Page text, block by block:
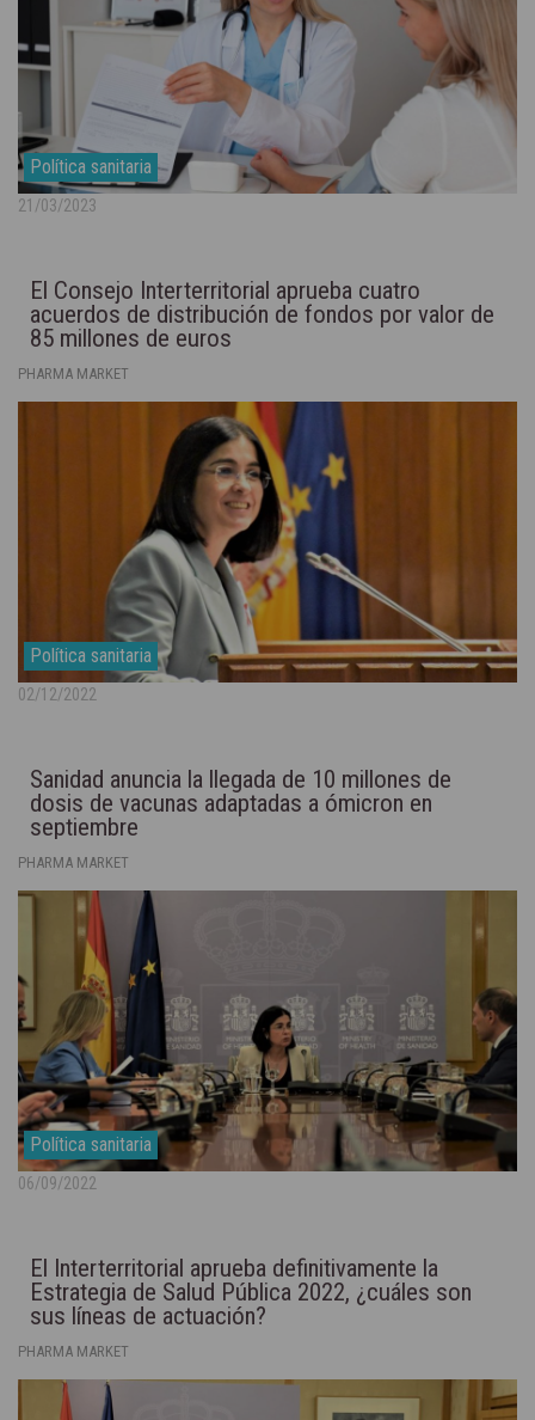
Política sanitaria
21/03/2023
El Consejo Interterritorial aprueba cuatro
acuerdos de distribución de fondos por valor de
85 millones de euros
PHARMA MARKET
Política sanitaria
02/12/2022
Sanidad anuncia la llegada de 10 millones de
dosis de vacunas adaptadas a ómicron en
septiembre
PHARMA MARKET
Política sanitaria
06/09/2022
El Interterritorial aprueba definitivamente la
Estrategia de Salud Pública 2022, ¿cuáles son
sus líneas de actuación?
PHARMA MARKET